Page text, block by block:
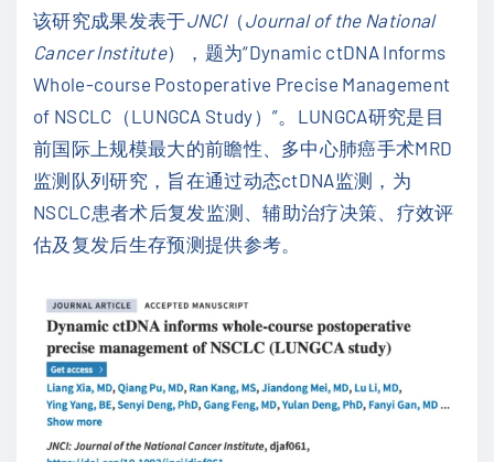
该研究成果发表于JNCI（Journal of the National
Cancer Institute），题为“Dynamic ctDNA Informs
Whole-course Postoperative Precise Management
of NSCLC（LUNGCA Study）”。LUNGCA研究是目
前国际上规模最大的前瞻性、多中心肺癌手术MRD
监测队列研究，旨在通过动态ctDNA监测，为
NSCLC患者术后复发监测、辅助治疗决策、疗效评
估及复发后生存预测提供参考。